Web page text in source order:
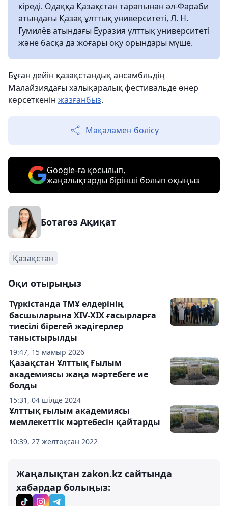
кіреді. Одаққа Қазақстан тарапынан әл-Фараби
атындағы Қазақ ұлттық университеті, Л. Н.
Гумилёв атындағы Еуразия ұлттық университеті
және басқа да жоғары оқу орындары мүше.
Бұған дейін қазақстандық ансамбльдің
Малайзиядағы халықаралық фестивальде өнер
көрсеткенін жазғанбыз.
Мақаламен бөлісу
Google-ға қосылып,
жаңалықтарды бірінші болып оқыңыз
Ботагөз Ақиқат
Қазақстан
Оқи отырыңыз
19:47, 15 мамыр 2026
Түркістанда ТМҰ елдерінің
басшыларына XIV-XIX ғасырларға
тиесілі бірегей жәдігерлер
таныстырылды
15:31, 04 шілде 2024
Қазақстан Ұлттық Ғылым
академиясы жаңа мәртебеге ие
болды
10:39, 27 желтоқсан 2022
Ұлттық ғылым академиясы
мемлекеттік мәртебесін қайтарды
Жаңалықтан zakon.kz сайтында
хабардар болыңыз: